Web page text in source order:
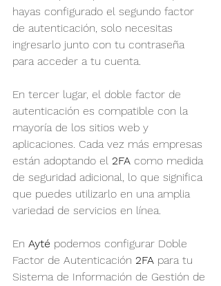
hayas configurado el segundo factor
de autenticación, solo necesitas
ingresarlo junto con tu contraseña
para acceder a tu cuenta.
En tercer lugar, el doble factor de
autenticación es compatible con la
mayoría de los sitios web y
aplicaciones. Cada vez más empresas
están adoptando el 2FA como medida
de seguridad adicional, lo que significa
que puedes utilizarlo en una amplia
variedad de servicios en línea.
En Ayté podemos configurar Doble
Factor de Autenticación 2FA para tu
Sistema de Información de Gestión de